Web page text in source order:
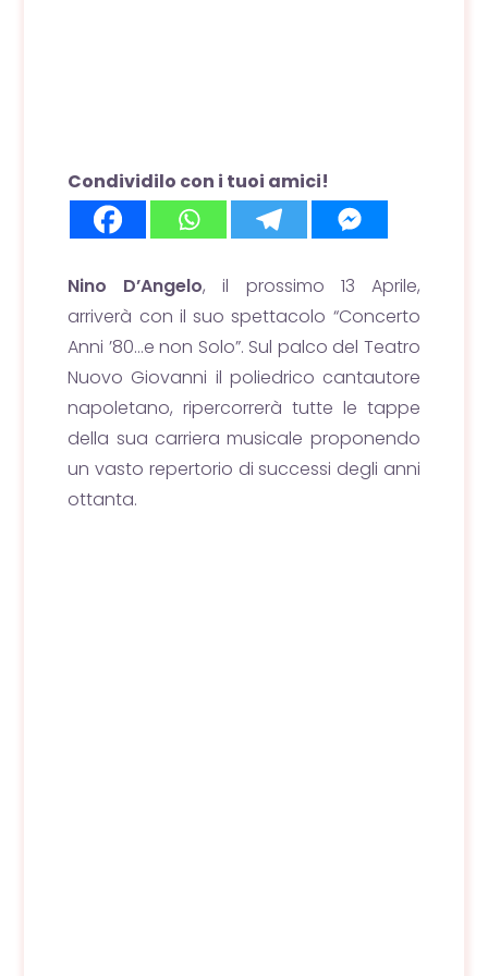
Condividilo con i tuoi amici!
Nino D’Angelo, il prossimo 13 Aprile,
arriverà con il suo spettacolo “Concerto
Anni ’80…e non Solo”. Sul palco del Teatro
Nuovo Giovanni il poliedrico cantautore
napoletano, ripercorrerà tutte le tappe
della sua carriera musicale proponendo
un vasto repertorio di successi degli anni
ottanta.